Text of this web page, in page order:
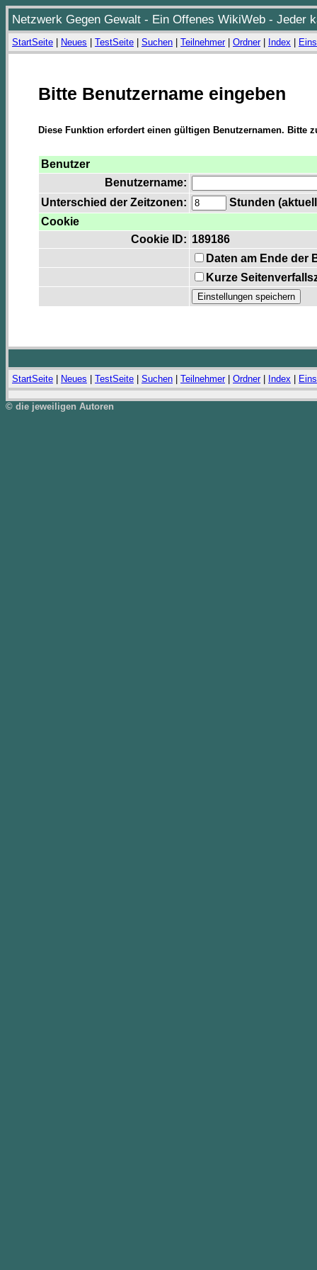
Netzwerk Gegen Gewalt - Ein Offenes WikiWeb - Jeder
StartSeite Neues TestSeite Suchen Teilnehmer| Ordner| Index
Bitte Benutzername eingeben
Diese Funktion erfordert einen gültigen Benutzernamen. Bitte
Benutzer
Benutzername:
Unterschied der Zeitzonen:
Stunden
Cookie
Cookie ID: 189186
Daten am Ende der
Kurze
StartSeite Neues TestSeite Suchen Teilnehmer| Ordner| Index
© die jeweiligen Autoren